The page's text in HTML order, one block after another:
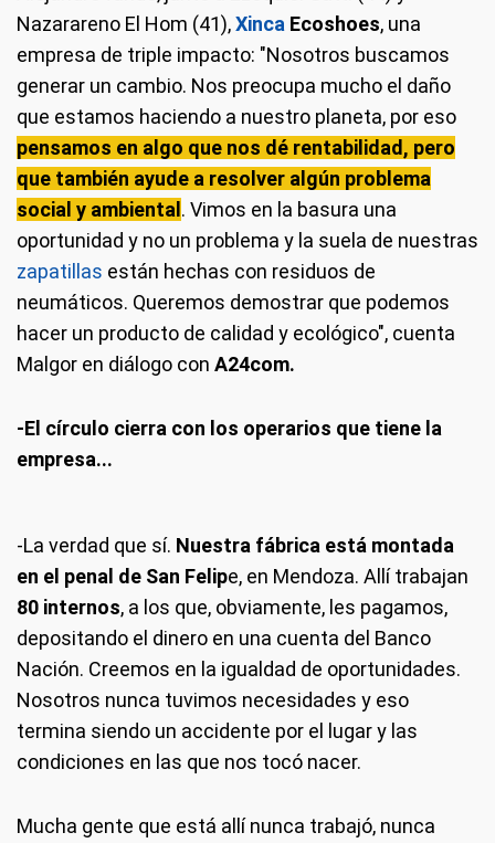
Nazarareno El Hom (41),Xinca Ecoshoes, una
empresa de triple impacto: "Nosotros buscamos
generar un cambio. Nos preocupa mucho el daño
que estamos haciendo a nuestro planeta, por eso
pensamos en algo que nos dé rentabilidad, pero
que también ayude a resolver algún problema
social y ambiental . Vimos en la basura una
oportunidad y no un problema y la suela de nuestras
zapatillas están hechas con residuos de
neumáticos. Queremos demostrar que podemos
hacer un producto de calidad y ecológico", cuenta
Malgor en diálogo con A24com.
-El círculo cierra con los operarios que tiene la
empresa...
-La verdad que sí. Nuestra fábrica está montada
en el penal de San Felipe, en Mendoza. Allí trabajan
80 internos, a los que, obviamente, les pagamos,
depositando el dinero en una cuenta del Banco
Nación. Creemos en la igualdad de oportunidades.
Nosotros nunca tuvimos necesidades y eso
termina siendo un accidente por el lugar y las
condiciones en las que nos tocó nacer.
Mucha gente que está allí nunca trabajó, nunca